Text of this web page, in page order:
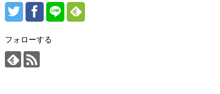
フォローする